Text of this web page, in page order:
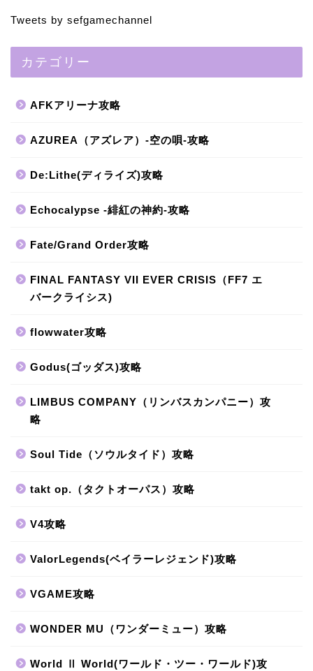
Tweets by sefgamechannel
カテゴリー
AFKアリーナ攻略
AZUREA（アズレア）-空の唄-攻略
De:Lithe(ディライズ)攻略
Echocalypse -緋紅の神約-攻略
Fate/Grand Order攻略
FINAL FANTASY VII EVER CRISIS（FF7 エ
バークライシス)
flowwater攻略
Godus(ゴッダス)攻略
LIMBUS COMPANY（リンバスカンパニー）攻
略
Soul Tide（ソウルタイド）攻略
takt op.（タクトオーパス）攻略
V4攻略
ValorLegends(ベイラーレジェンド)攻略
VGAME攻略
WONDER MU（ワンダーミュー）攻略
World Ⅱ World(ワールド・ツー・ワールド)攻